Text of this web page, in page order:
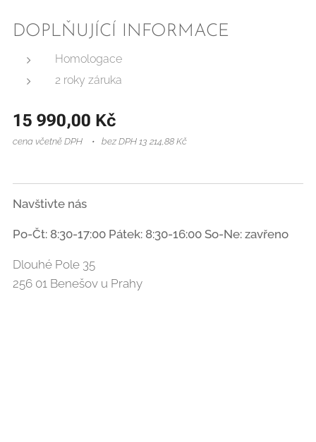
DOPLŇUJÍCÍ INFORMACE
Homologace
2 roky záruka
15 990,00 Kč
cena včetně DPH bez DPH 13 214,88 Kč
Navštivte nás
Po-Čt: 8:30-17:00 Pátek: 8:30-16:00 So-Ne: zavřeno
Dlouhé Pole 35
256 01 Benešov u Prahy